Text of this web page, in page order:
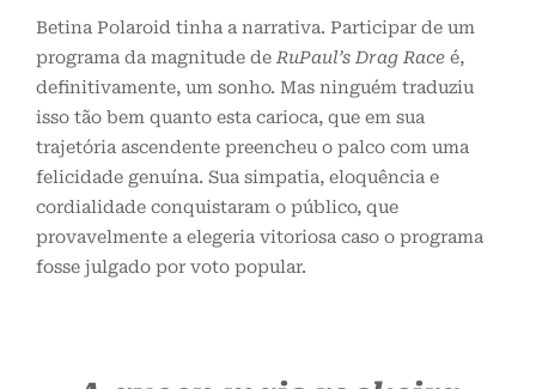
Betina Polaroid tinha a narrativa. Participar de um
programa da magnitude de RuPaul’s Drag Race é,
definitivamente, um sonho. Mas ninguém traduziu
isso tão bem quanto esta carioca, que em sua
trajetória ascendente preencheu o palco com uma
felicidade genuína. Sua simpatia, eloquência e
cordialidade conquistaram o público, que
provavelmente a elegeria vitoriosa caso o programa
fosse julgado por voto popular.